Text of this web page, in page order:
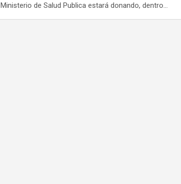
Ministerio de Salud Publica estará donando, dentro…